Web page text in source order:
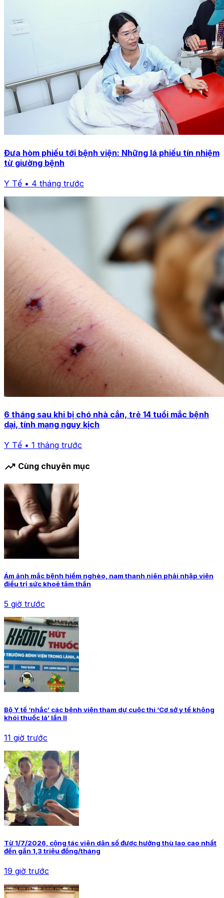
Đưa hòm phiếu tới bệnh viện: Những lá phiếu tín nhiệm
từ giường bệnh
Y Tế • 4 tháng trước
6 tháng sau khi bị chó nhà cắn, trẻ 14 tuổi mắc bệnh
dại, tính mạng nguy kịch
Y Tế • 1 tháng trước
trending_up Cùng chuyên mục
Ám ảnh mắc bệnh hiểm nghèo, nam thanh niên phải nhập viện
điều trị sức khoẻ tâm thần
5 giờ trước
Bộ Y tế ‘nhắc’ các bệnh viện tham dự cuộc thi ‘Cơ sở y tế không
khói thuốc lá’ lần II
11 giờ trước
Từ 1/7/2026, cộng tác viên dân số được hưởng thù lao cao nhất
đến gần 1,3 triệu đồng/tháng
19 giờ trước